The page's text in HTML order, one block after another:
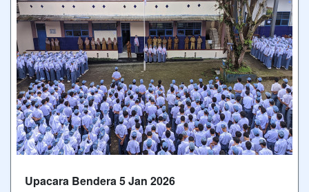
Upacara Bendera 5 Jan 2026